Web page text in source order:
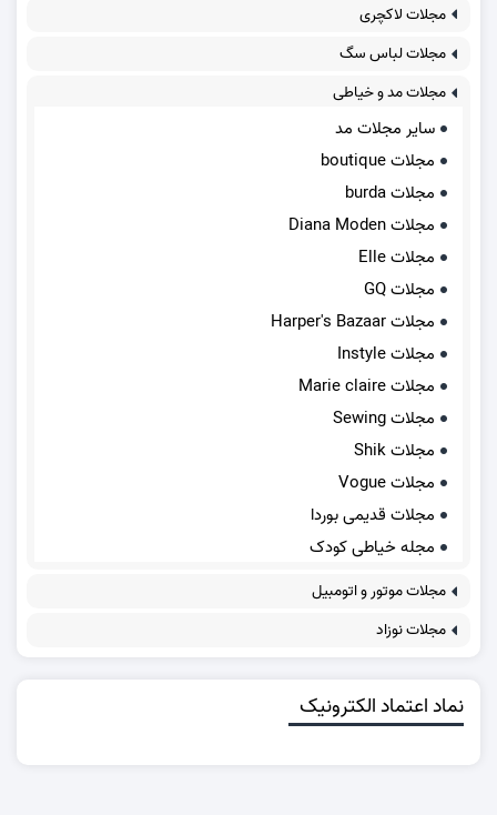
مجلات لاکچری
مجلات لباس سگ
مجلات مد و خیاطی
سایر مجلات مد
مجلات boutique
مجلات burda
مجلات Diana Moden
مجلات Elle
مجلات GQ
مجلات Harper's Bazaar
مجلات Instyle
مجلات Marie claire
مجلات Sewing
مجلات Shik
مجلات Vogue
مجلات قدیمی بوردا
مجله خیاطی کودک
مجلات موتور و اتومبیل
مجلات نوزاد
نماد اعتماد الکترونیک